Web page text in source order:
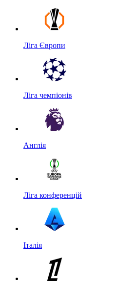
Ліга Європи
Ліга чемпіонів
Англія
Ліга конференцій
Італія